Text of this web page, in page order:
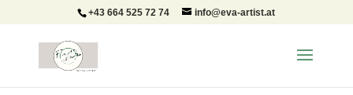
+43 664 525 72 74 info@eva-artist.at